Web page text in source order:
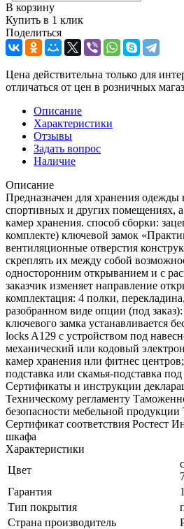
В корзину
Купить в 1 клик
Поделиться
Цена действительна только для
отличаться от цен в розничных
Описание
Характеристики
Отзывы
Задать вопрос
Наличие
Описание
Предназначен для хранения одежды
спортивных и других помещениях,
камер хранения. способ сборки:
комплекте) ключевой замок
вентиляционные отверстия
скреплять их между собой
односторонним открыванием и с
заказчик изменяет направление
комплектация: 4 полки,
разобранном виде опции (под
ключевого замка устанавливается
locks A129 с устройством под
механический или кодовый
камер хранения или фитнес
подставка или скамья-подставка
Cертификаты и инструкции
Техническому регламенту
безопасности мебельной
Сертификат соответствия Ростест
шкафа
Характеристики
Цвет
Гарантия
Тип покрытия
Страна производитель